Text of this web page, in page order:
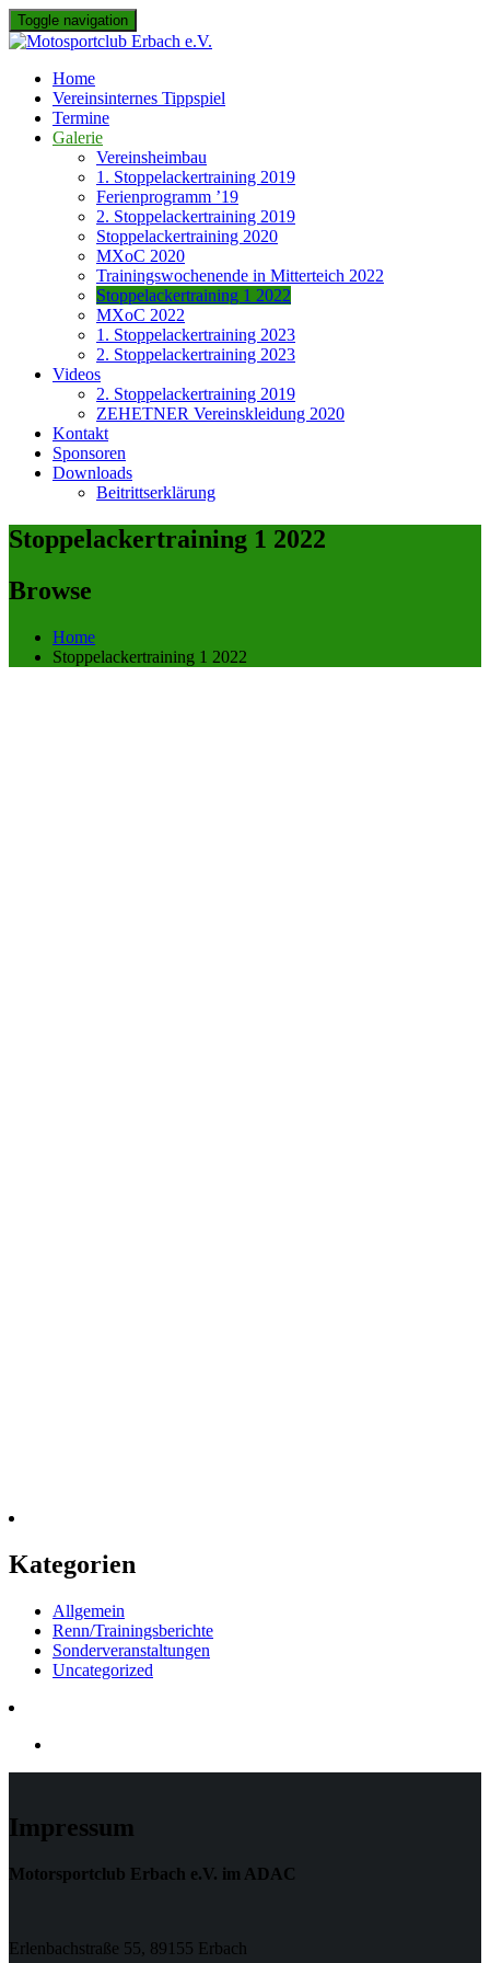
Skip
to
Toggle navigation
Home
Vereinsinternes Tippspiel
Termine
Galerie
Vereinsheimbau
1. Stoppelackertraining 2019
Ferienprogramm ’19
2. Stoppelackertraining 2019
Stoppelackertraining 2020
MXoC 2020
Trainingswochenende in Mitterteich 2022
Stoppelackertraining 1 2022
MXoC 2022
1. Stoppelackertraining 2023
2. Stoppelackertraining 2023
Videos
2. Stoppelackertraining 2019
ZEHETNER Vereinskleidung 2020
Kontakt
Sponsoren
Downloads
Beitrittserklärung
Stoppelackertraining 1 2022
Browse
Home
Stoppelackertraining 1 2022
Kategorien
Allgemein
Renn/Trainingsberichte
Sonderveranstaltungen
Uncategorized
Impressum
Motorsportclub Erbach e.V. im ADAC
Erlenbachstraße 55, 89155 Erbach